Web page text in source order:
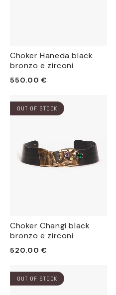
Choker Haneda black
bronzo e zirconi
Prezzo
listino
550.00 €
Choker Changi black
bronzo e zirconi
Prezzo
listino
520.00 €
OUT OF STOCK
OUT OF STOCK